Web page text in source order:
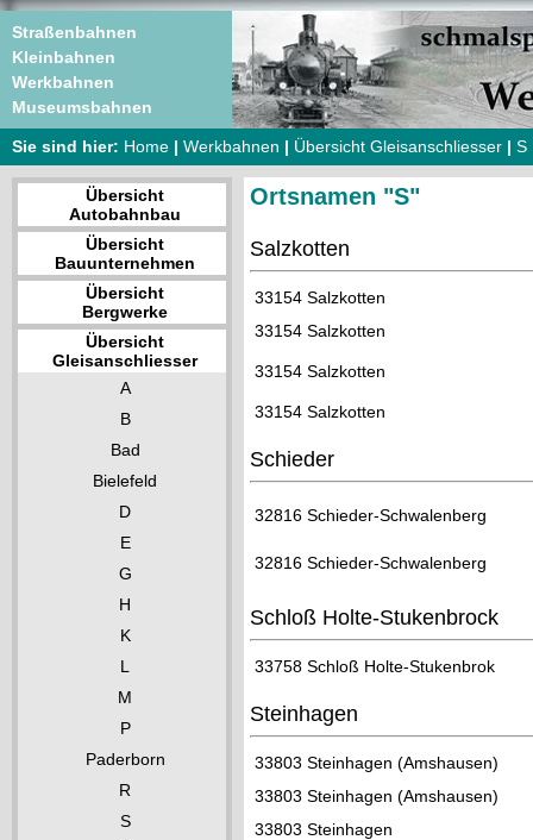
Straßenbahnen
Kleinbahnen
Werkbahnen
Museumsbahnen
Sie sind hier: Home | Werkbahnen | Übersicht Gleisanschliesser | S
Übersicht
Autobahnbau
Übersicht
Bauunternehmen
Übersicht
Bergwerke
Übersicht
Gleisanschliesser
A
B
Bad
Bielefeld
D
E
G
H
K
L
M
P
Paderborn
R
S
Ortsnamen "S"
Salzkotten
33154 Salzkotten
33154 Salzkotten
33154 Salzkotten
33154 Salzkotten
Schieder
32816 Schieder-Schwalenberg
32816 Schieder-Schwalenberg
Schloß Holte-Stukenbrock
33758 Schloß Holte-Stukenbrok
Steinhagen
33803 Steinhagen (Amshausen)
33803 Steinhagen (Amshausen)
33803 Steinhagen